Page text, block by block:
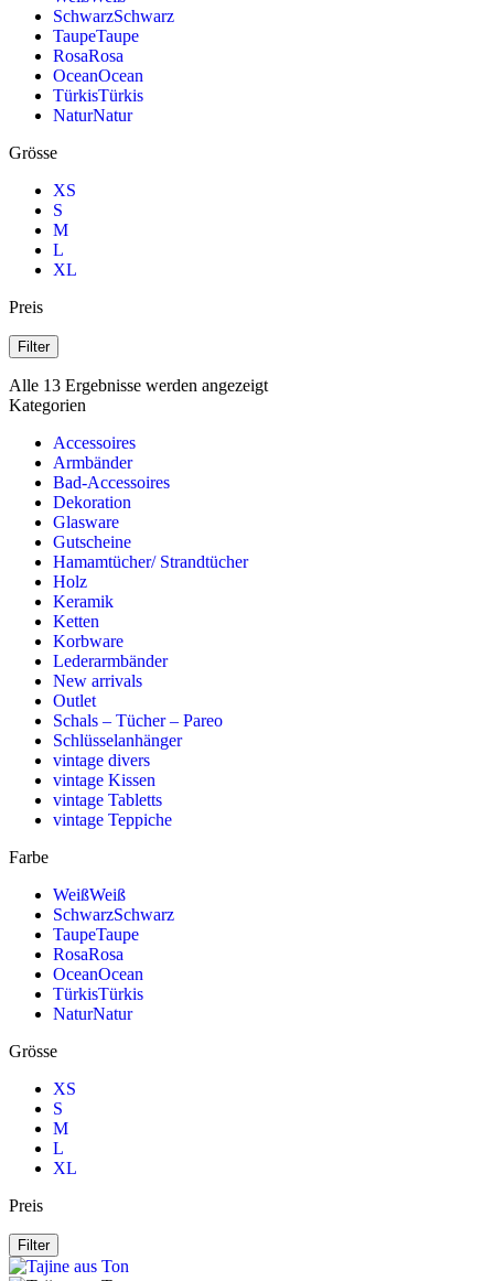
SchwarzSchwarz
TaupeTaupe
RosaRosa
OceanOcean
TürkisTürkis
NaturNatur
Grösse
XS
S
M
L
XL
Preis
Filter
Alle 13 Ergebnisse werden angezeigt
Kategorien
Accessoires
Armbänder
Bad-Accessoires
Dekoration
Glasware
Gutscheine
Hamamtücher/ Strandtücher
Holz
Keramik
Ketten
Korbware
Lederarmbänder
New arrivals
Outlet
Schals – Tücher – Pareo
Schlüsselanhänger
vintage divers
vintage Kissen
vintage Tabletts
vintage Teppiche
Farbe
WeißWeiß
SchwarzSchwarz
TaupeTaupe
RosaRosa
OceanOcean
TürkisTürkis
NaturNatur
Grösse
XS
S
M
L
XL
Preis
Filter